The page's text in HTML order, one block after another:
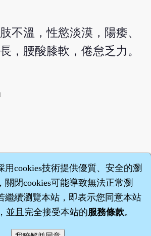
不溫，性慾淡漠，陽痿、
，腰酸膝軟，倦怠乏力。
用cookies技術提供優質、安全的瀏
關閉cookies可能導致無法正常瀏
繼續瀏覽本站，即表示您同意本站
並且完全接受本站的服務條款。